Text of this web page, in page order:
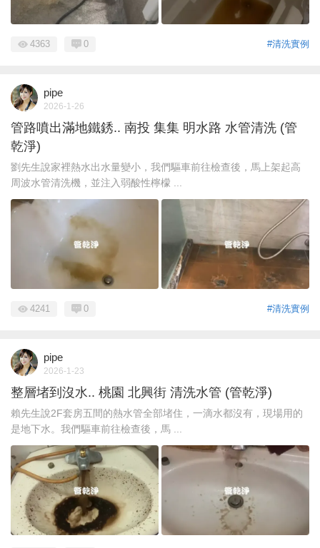
#清洗實例
4363 0
pipe
2026-1-26
管路噴出滿地鐵銹.. 南投 集集 明水路 水管清洗 (管
乾淨)
劉先生說家裡熱水出水量變小，我們驅車前往檢查後，馬上架起高
周波水管清洗機，並注入弱酸性檸檬 ...
#清洗實例
4241 0
pipe
2026-1-23
整層堵到沒水.. 桃園 北興街 清洗水管 (管乾淨)
賴先生說2F套房五間的熱水管全部堵住，一滴水都沒有，現場用的
是地下水。我們驅車前往檢查後，馬 ...